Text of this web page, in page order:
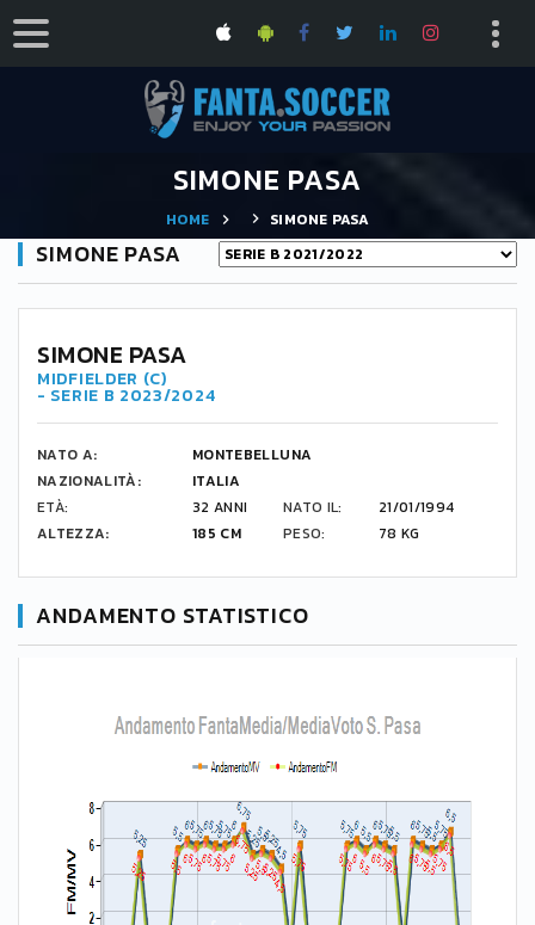
SIMONE PASA
HOME SIMONE PASA
SIMONE PASA
SIMONE PASA
MIDFIELDER (C)
- SERIE B 2023/2024
NATO A:
MONTEBELLUNA
NAZIONALITÀ:
ITALIA
ETÀ:
32 ANNI NATO IL:
21/01/1994
ALTEZZA:
185 CM PESO: 78 KG
ANDAMENTO STATISTICO